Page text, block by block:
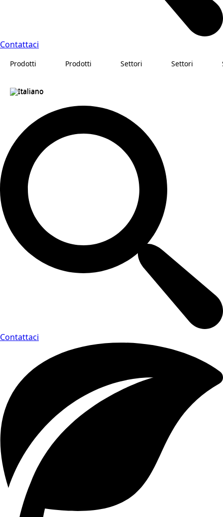
Contattaci
Prodotti Prodotti Settori Settori
Italiano
Contattaci